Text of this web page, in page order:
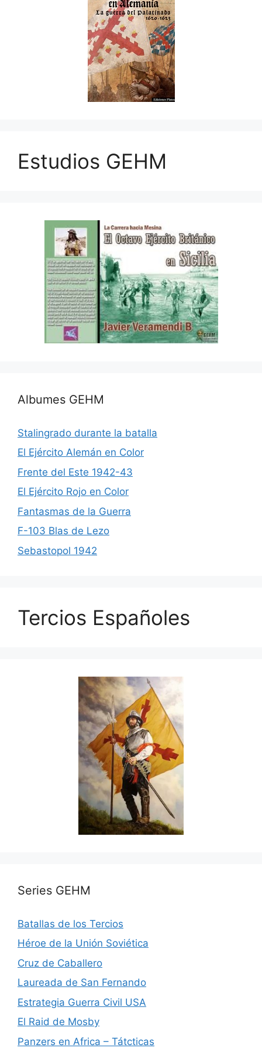
Estudios GEHM
Albumes GEHM
Stalingrado durante la batalla
El Ejército Alemán en Color
Frente del Este 1942-43
El Ejército Rojo en Color
Fantasmas de la Guerra
F-103 Blas de Lezo
Sebastopol 1942
Tercios Españoles
Series GEHM
Batallas de los Tercios
Héroe de la Unión Soviética
Cruz de Caballero
Laureada de San Fernando
Estrategia Guerra Civil USA
El Raid de Mosby
Panzers en Africa – Tátcticas